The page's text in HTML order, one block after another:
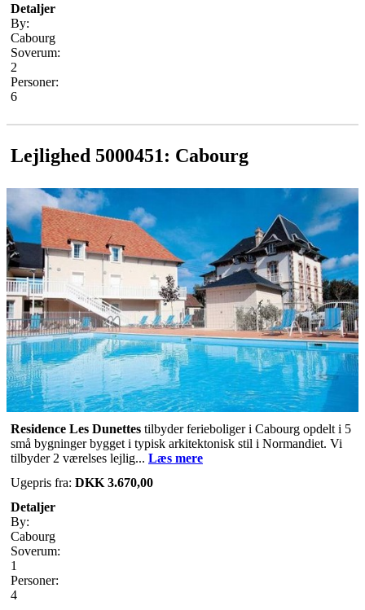
Detaljer
By:
Cabourg
Soverum:
2
Personer:
6
Lejlighed 5000451: Cabourg
Residence Les Dunettes tilbyder ferieboliger i Cabourg opdelt i 5
små bygninger bygget i typisk arkitektonisk stil i Normandiet. Vi
tilbyder 2 værelses lejlig... Læs mere
Ugepris fra: DKK 3.670,00
Detaljer
By:
Cabourg
Soverum:
1
Personer:
4